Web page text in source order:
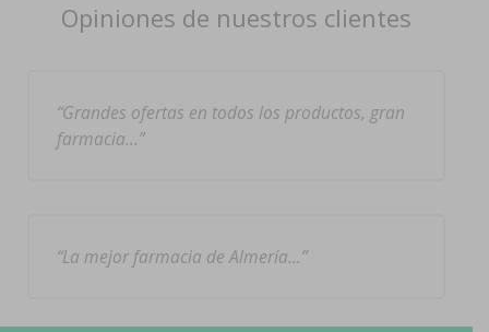
Opiniones de nuestros clientes
Grandes ofertas en todos los productos, gran
farmacia…
La mejor farmacia de Almería…